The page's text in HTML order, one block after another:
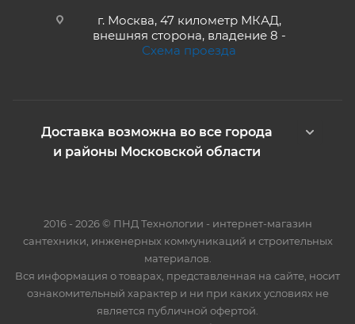
г. Москва, 47 километр МКАД,
внешняя сторона, владение 8 -
Схема проезда
Доставка возможна во все города
и районы Московской области
2016 - 2026 © ПНД Технологии - интернет-магазин
сантехники, инженерных коммуникаций и строительных
материалов.
Вся информация о товарах, представленная на сайте, носит
ознакомительный характер и ни при каких условиях не
является публичной офертой.